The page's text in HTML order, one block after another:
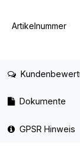
Artikelnummer
Dokumente
GPSR Hinweis